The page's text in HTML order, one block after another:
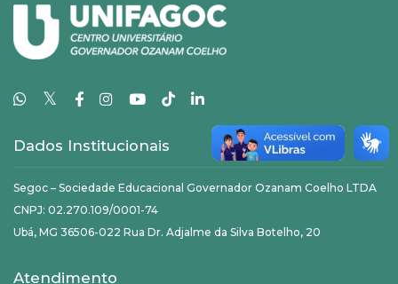
𝕏
Dados Institucionais
Segoc – Sociedade Educacional Governador Ozanam Coelho LTDA
CNPJ: 02.270.109/0001-74
Ubá, MG 36506-022 Rua Dr. Adjalme da Silva Botelho, 20
Atendimento